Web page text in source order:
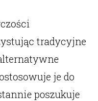
tradycyjne
je do
poszukuje